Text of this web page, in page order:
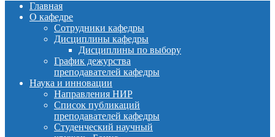
Главная
О кафедре
Сотрудники кафедры
Дисциплины кафедры
Дисциплины по выбору
График дежурства
преподавателей кафедры
Наука и инновации
Направления НИР
Список публикаций
преподавателей кафедры
Студенческий научный